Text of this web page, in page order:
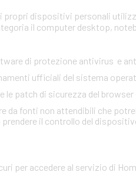
propri dispositivi personali
il computer desktop,
di protezione antivirus e
ufficiali del sistema
le patch di sicurezza del
da fonti non attendibili che
il controllo del
per accedere al servizio di